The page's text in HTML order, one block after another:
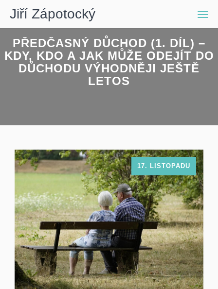
Jiří Zápotocký
PŘEDČASNÝ DŮCHOD (1. DÍL) –
KDY, KDO A JAK MŮŽE ODEJÍT DO
DŮCHODU VÝHODNĚJI JEŠTĚ
LETOS
17. LISTOPADU